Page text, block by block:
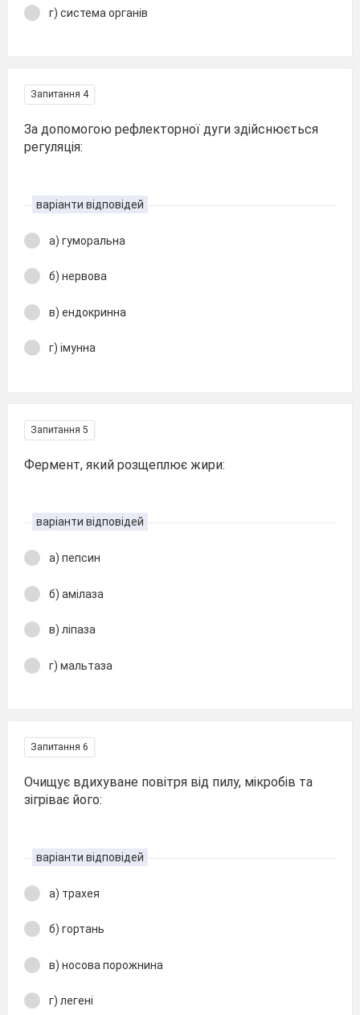
г) система органів
Запитання 4
За допомогою рефлекторної дуги здійснюється
регуляція:
варіанти відповідей
а) гуморальна
б) нервова
в) ендокринна
г) імунна
Запитання 5
Фермент, який розщеплює жири:
варіанти відповідей
а) пепсин
б) амілаза
в) ліпаза
г) мальтаза
Запитання 6
Очищує вдихуване повітря від пилу, мікробів та
зігріває його:
варіанти відповідей
а) трахея
б) гортань
в) носова порожнина
г) легені